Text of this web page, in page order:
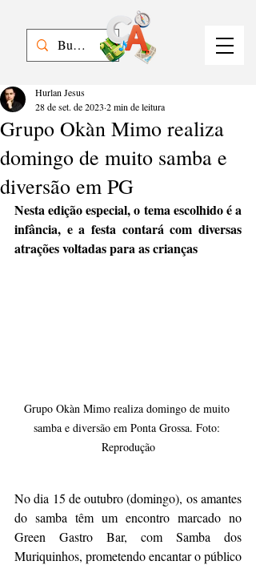
Grupo Okàn Mimo realiza
domingo de muito samba e
diversão em PG
Hurlan Jesus
28 de set. de 2023 2 min de leitura
Nesta edição especial, o tema escolhido é a
infância, e a festa contará com diversas
atrações voltadas para as crianças
Grupo Okàn Mimo realiza domingo de muito
samba e diversão em Ponta Grossa. Foto:
Reprodução
No dia 15 de outubro (domingo), os amantes
do samba têm um encontro marcado no
Green Gastro Bar, com Samba dos
Muriquinhos, prometendo encantar o público